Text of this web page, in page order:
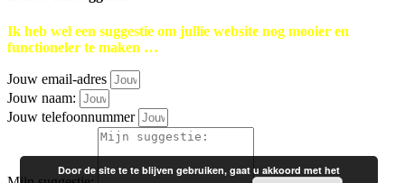
Ik heb wel een suggestie om jullie website nog mooier en
functioneler te maken …
Jouw email-adres
Jouw naam:
Jouw telefoonnummer
Door de site te te blijven gebruiken, gaat u akkoord met het